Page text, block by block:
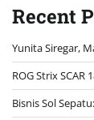
Recent
Yunita Siregar,
ROG Strix
Bisnis Sol